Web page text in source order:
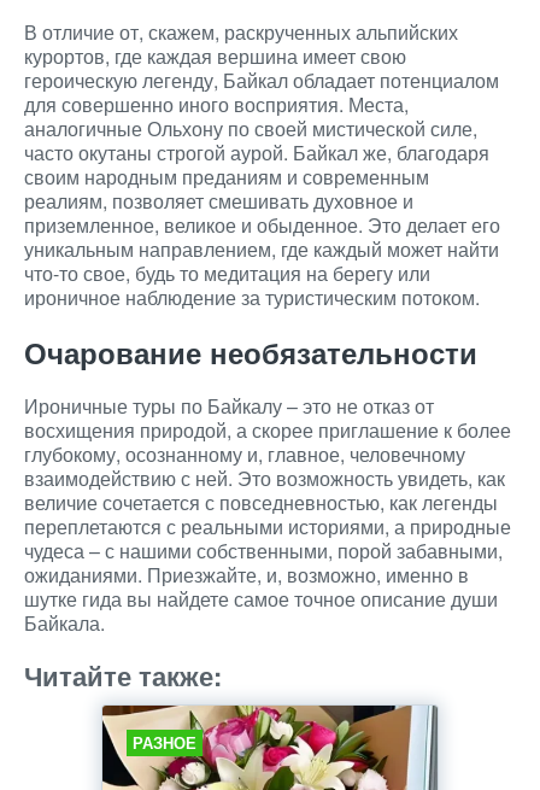
В отличие от, скажем, раскрученных альпийских
курортов, где каждая вершина имеет свою
героическую легенду, Байкал обладает потенциалом
для совершенно иного восприятия. Места,
аналогичные Ольхону по своей мистической силе,
часто окутаны строгой аурой. Байкал же, благодаря
своим народным преданиям и современным
реалиям, позволяет смешивать духовное и
приземленное, великое и обыденное. Это делает его
уникальным направлением, где каждый может найти
что-то свое, будь то медитация на берегу или
ироничное наблюдение за туристическим потоком.
Очарование необязательности
Ироничные туры по Байкалу – это не отказ от
восхищения природой, а скорее приглашение к более
глубокому, осознанному и, главное, человечному
взаимодействию с ней. Это возможность увидеть, как
величие сочетается с повседневностью, как легенды
переплетаются с реальными историями, а природные
чудеса – с нашими собственными, порой забавными,
ожиданиями. Приезжайте, и, возможно, именно в
шутке гида вы найдете самое точное описание души
Байкала.
Читайте также:
РАЗНОЕ